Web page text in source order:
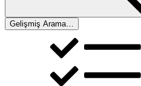
Gelişmiş Arama…